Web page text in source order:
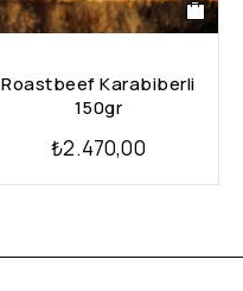
Roastbeef Karabiberli
150gr
₺2.470,00